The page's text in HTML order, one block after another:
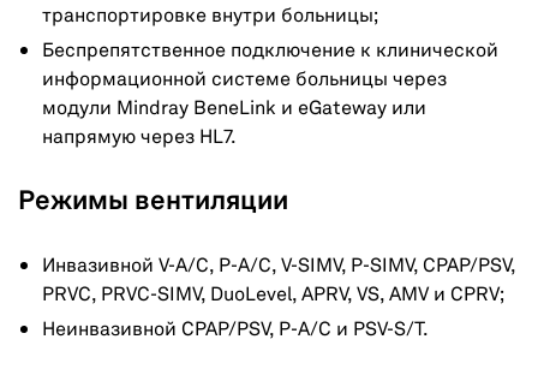
транспортировке внутри больницы;
Беспрепятственное подключение к клинической
информационной системе больницы через
модули Mindray BeneLink и eGateway или
напрямую через HL7.
Режимы вентиляции
Инвазивной V-A/C, P-A/C, V-SIMV, P-SIMV, CPAP/PSV,
PRVC, PRVC-SIMV, DuoLevel, APRV, VS, AMV и CPRV;
Неинвазивной CPAP/PSV, P-A/C и PSV-S/T.